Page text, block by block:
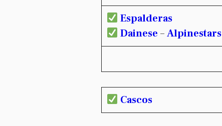
Espalderas
Dainese –Alpinestars
Cascos